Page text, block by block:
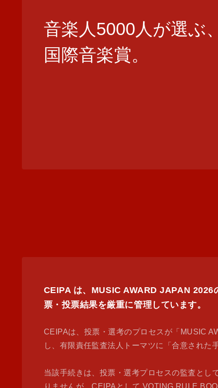
音楽人5000人が選ぶ
国際音楽賞。
CEIPA は、MUSIC AWARD JAPAN 2026
票・投票結果を厳重に管理しています。
CEIPAは、投票・選考のプロセスが「MUSIC
し、有限責任監査法人トーマツに「合意され
当該手続きは、投票・選考プロセスの監査とし